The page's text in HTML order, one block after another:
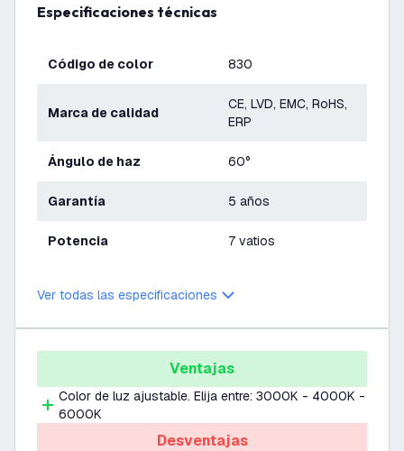
Especificaciones técnicas
Código de color 830
Marca de calidad
CE, LVD, EMC, RoHS,
ERP
Ángulo de haz 60°
Garantía 5 años
Potencia 7 vatios
Ver todas las especificaciones
Ventajas
Color de luz ajustable. Elija entre: 3000K - 4000K -
6000K
Desventajas